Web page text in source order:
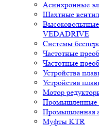
Асинхронные
Шахтные
VEDADRIVE
Системы
Частотные
Частотные
Устройства
Устройства
Мотор
Промышленные
Промышленная
Муфты KTR